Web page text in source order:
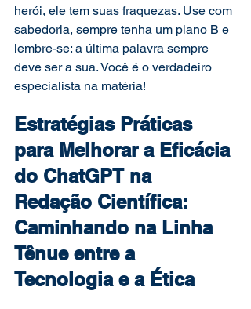
herói, ele tem suas fraquezas. Use com
sabedoria, sempre tenha um plano B e
lembre-se: a última palavra sempre
deve ser a sua. Você é o verdadeiro
especialista na matéria!
Estratégias Práticas
para Melhorar a Eficácia
do ChatGPT na
Redação Científica:
Caminhando na Linha
Tênue entre a
Tecnologia e a Ética